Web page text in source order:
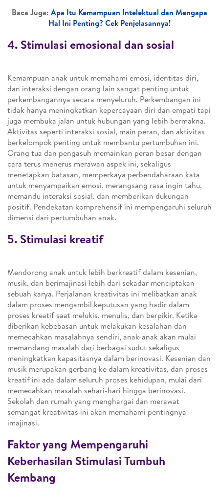
Baca Juga: Apa Itu Kemampuan Intelektual dan Mengapa
Hal Ini Penting? Cek Penjelasannya!
4. Stimulasi emosional dan sosial
Kemampuan anak untuk memahami emosi, identitas diri,
dan interaksi dengan orang lain sangat penting untuk
perkembangannya secara menyeluruh. Perkembangan ini
tidak hanya meningkatkan kepercayaan diri dan empati tapi
juga membuka jalan untuk hubungan yang lebih bermakna.
Aktivitas seperti interaksi sosial, main peran, dan aktivitas
berkelompok penting untuk membantu pertumbuhan ini.
Orang tua dan pengasuh memainkan peran besar dengan
cara terus menerus merawan aspek ini, sekaligus
menetapkan batasan, memperkaya perbendaharaan kata
untuk menyampaikan emosi, merangsang rasa ingin tahu,
memandu interaksi sosial, dan memberikan dukungan
positif. Pendekatan komprehensif ini mempengaruhi seluruh
dimensi dari pertumbuhan anak.
5. Stimulasi kreatif
Mendorong anak untuk lebih berkreatif dalam kesenian,
musik, dan berimajinasi lebih dari sekadar menciptakan
sebuah karya. Perjalanan kreativitas ini melibatkan anak
dalam proses mengambil keputusan yang hadir dalam
proses kreatif saat melukis, menulis, dan berpikir. Ketika
diberikan kebebasan untuk melakukan kesalahan dan
memecahkan masalahnya sendiri, anak-anak akan mulai
memandang masalah dari berbagai sudut sekaligus
meningkatkan kapasitasnya dalam berinovasi. Kesenian dan
musik merupakan gerbang ke dalam kreativitas, dan proses
kreatif ini ada dalam seluruh proses kehidupan, mulai dari
memecahkan masalah sehari-hari hingga berinovasi.
Sekolah dan rumah yang menghargai dan merawat
semangat kreativitas ini akan memahami pentingnya
imajinasi.
Faktor yang Mempengaruhi
Keberhasilan Stimulasi Tumbuh
Kembang